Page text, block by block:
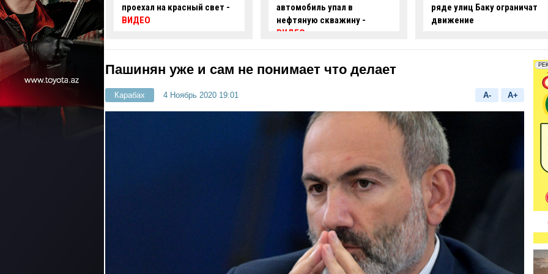
на красный свет -
автомобиль упал в
нефтяную скважину -
ряде улиц Баку ограничат
движение
опасные действия за рулем
-ВИДЕО
Пашинян уже и сам не понимает что делает
Карабах 4 Ноябрь 2020 19:01 A- A+